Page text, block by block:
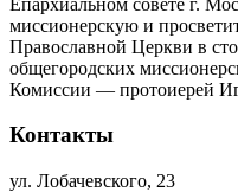
миссионерскую и
Православной Церкви в
общегородских
Комиссии — протоиерей
Контакты
ул. Лобачевского, 23